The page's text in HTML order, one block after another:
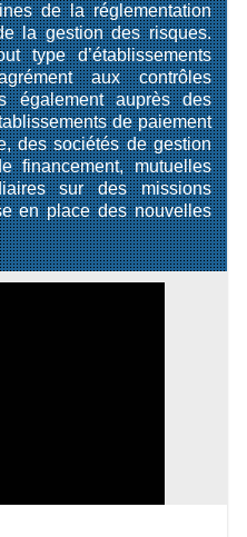
de la réglementation
la gestion des risques.
type d’établissements
aux contrôles
également auprès des
de paiement
des sociétés de gestion
financement, mutuelles
sur des missions
en place des nouvelles